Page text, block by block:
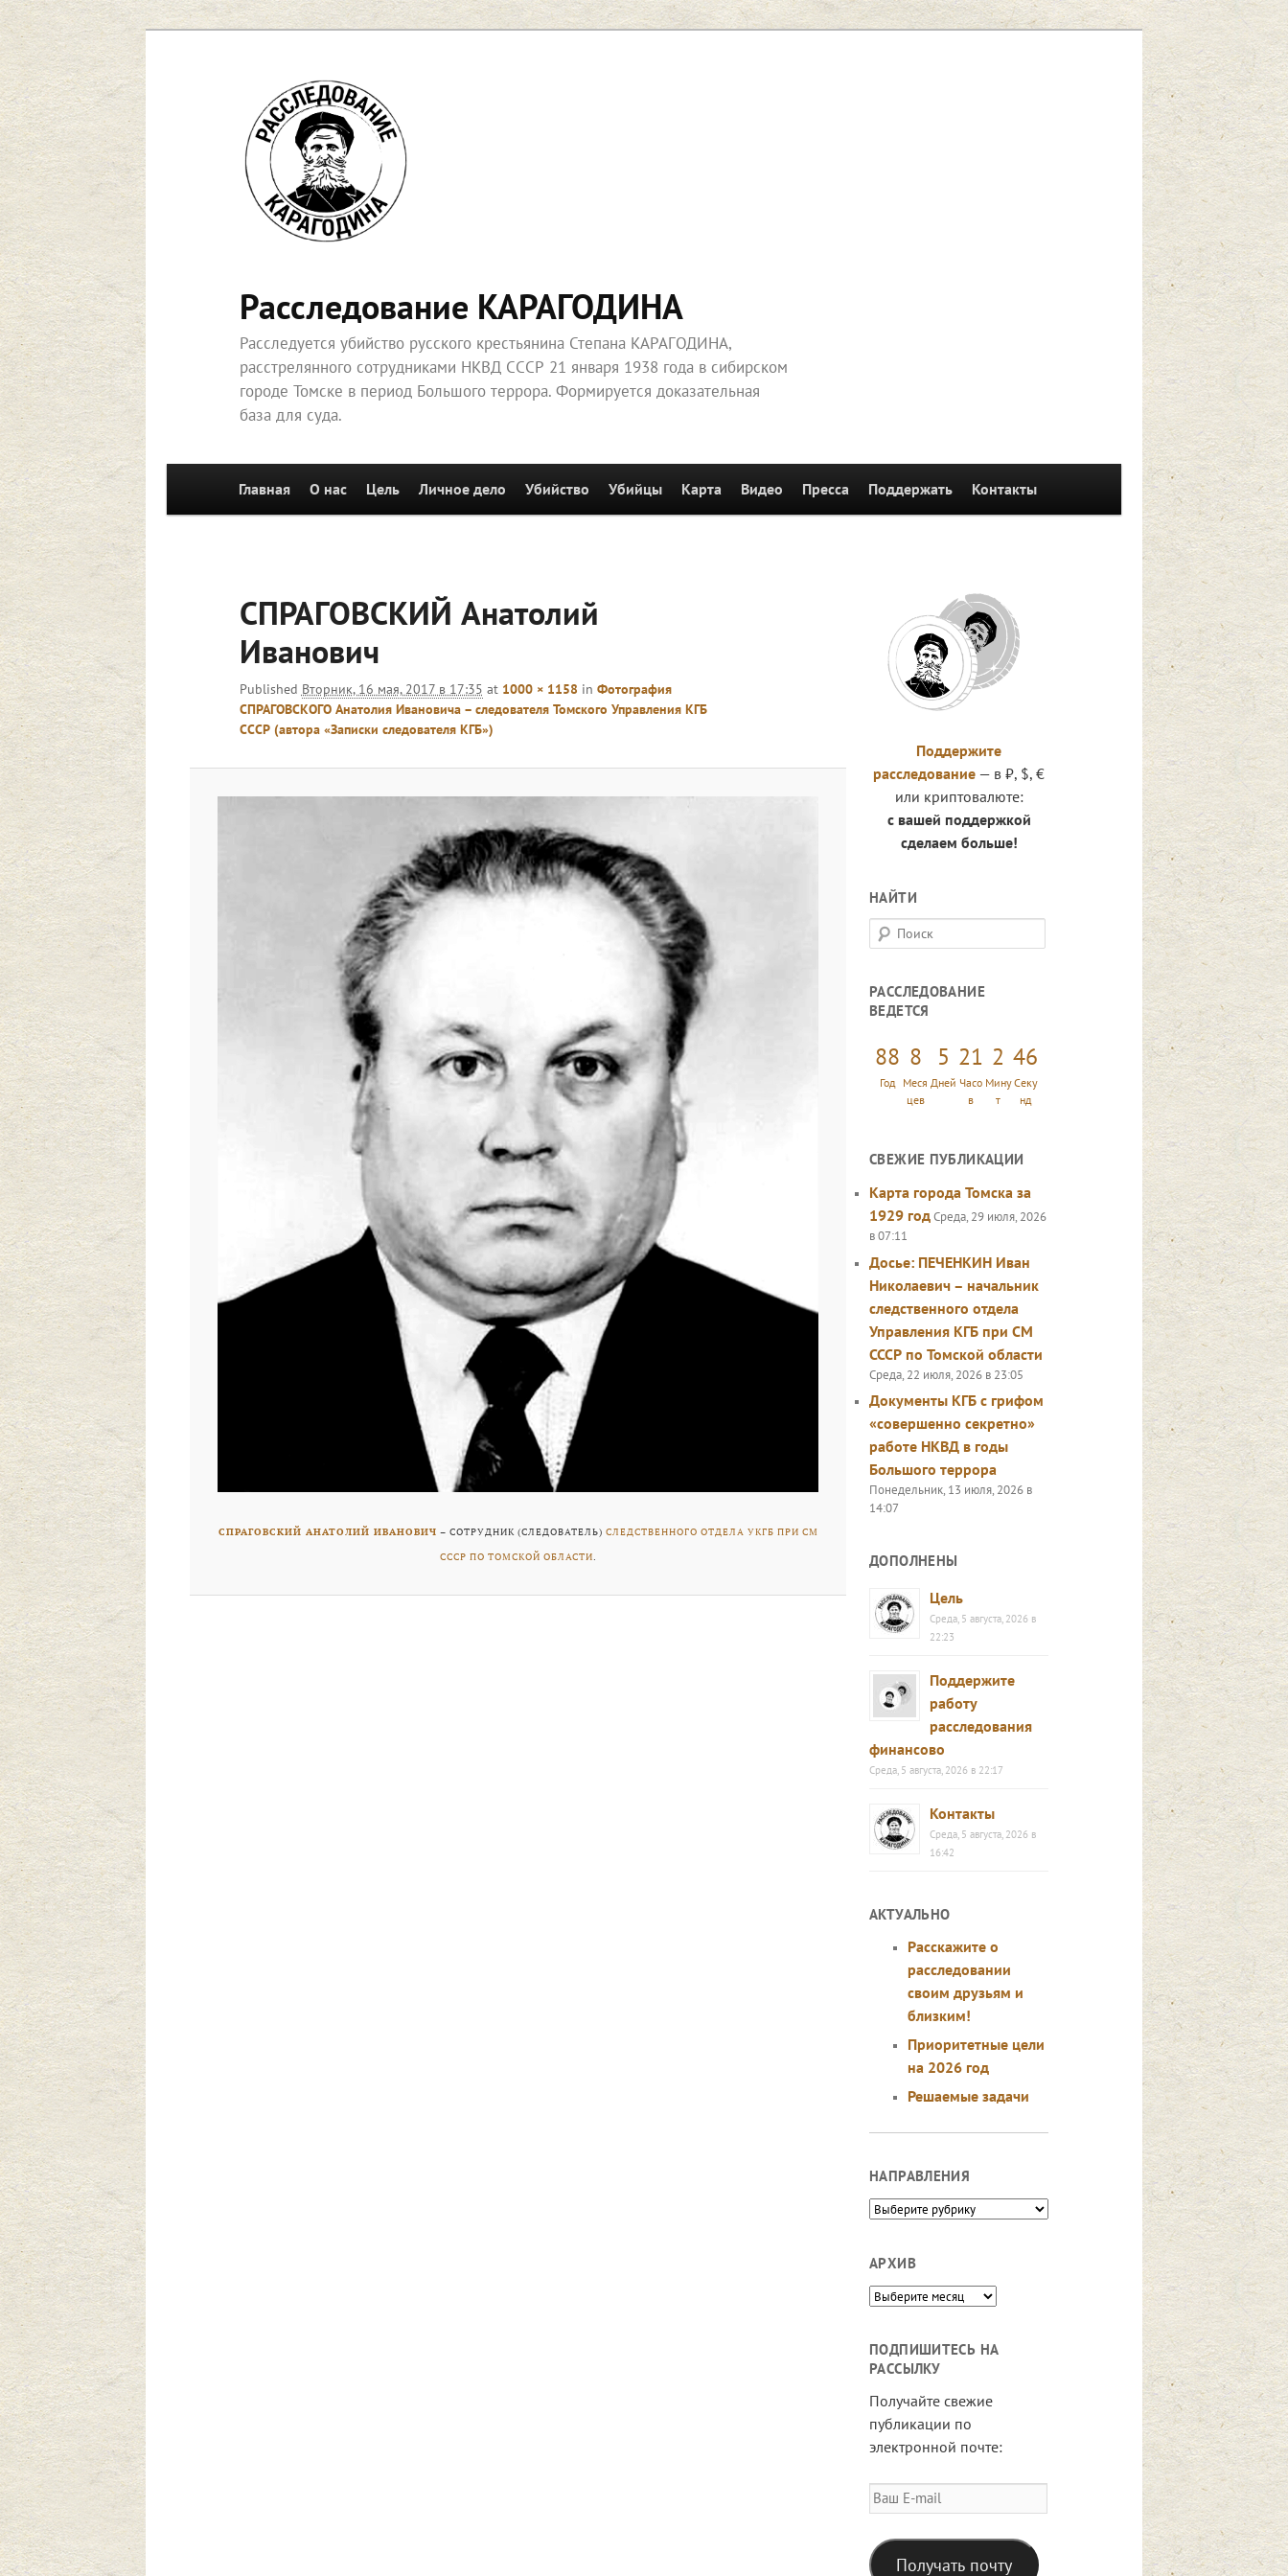
Перейти
к
основному
содержимому
Расследование КАРАГОДИНА
Расследуется убийство русского крестьянина Степана КАРАГОДИНА,
расстрелянного сотрудниками НКВД СССР 21 января 1938 года в сибирском
городе Томске в период Большого террора. Формируется доказательная
база для суда.
Перейти к основному содержимому
Главная О нас Цель Личное дело Убийство Убийцы Карта Видео Пресса Поддержать Контакты
СПРАГОВСКИЙ Анатолий
Иванович
Published Вторник, 16 мая, 2017 в 17:35 at 1000 × 1158 in Фотография
СПРАГОВСКОГО Анатолия Ивановича – следователя Томского Управления КГБ
СССР (автора «Записки следователя КГБ»)
СПРАГОВСКИЙ АНАТОЛИЙ ИВАНОВИЧ – СОТРУДНИК (СЛЕДОВАТЕЛЬ) СЛЕДСТВЕННОГО ОТДЕЛА УКГБ ПРИ СМ
СССР ПО ТОМСКОЙ ОБЛАСТИ.
Поддержите
расследование — в ₽, $, €
или криптовалюте:
с вашей поддержкой
сделаем больше!
НАЙТИ
П
о
с
к
РАССЛЕДОВАНИЕ
ВЕДЕТСЯ
88
Год
8
Меся
цев
5
Дней
21
Часо
в
2
Мину
т
47
Секу
нд
СВЕЖИЕ ПУБЛИКАЦИИ
Карта города Томска за
1929 годСреда, 29 июля, 2026
в 07:11
Досье: ПЕЧЕНКИН Иван
Николаевич – начальник
следственного отдела
Управления КГБ при СМ
СССР по Томской области
Среда, 22 июля, 2026 в 23:05
Документы КГБ с грифом
«совершенно секретно»
работе НКВД в годы
Большого террора
Понедельник, 13 июля, 2026 в
14:07
ДОПОЛНЕНЫ
Цель
Среда, 5 августа, 2026 в
22:23
Поддержите
работу
расследования
финансово
Среда, 5 августа, 2026 в 22:17
Контакты
Среда, 5 августа, 2026 в
16:42
АКТУАЛЬНО
Расскажите о
расследовании
своим друзьям и
близким!
Приоритетные цели
на 2026 год
Решаемые задачи
НАПРАВЛЕНИЯ
Направления
АРХИВ
Архив
ПОДПИШИТЕСЬ НА
РАССЫЛКУ
Получайте свежие
публикации по
электронной почте:
Ваш
E-
mail
Получать почту